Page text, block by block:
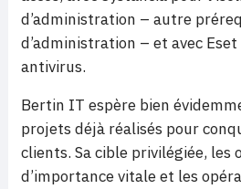
d’administration – autre
d’administration – et avec
antivirus.
Bertin IT espère bien
projets déjà réalisés pour
clients. Sa cible privilégiée, les
d’importance vitale et les